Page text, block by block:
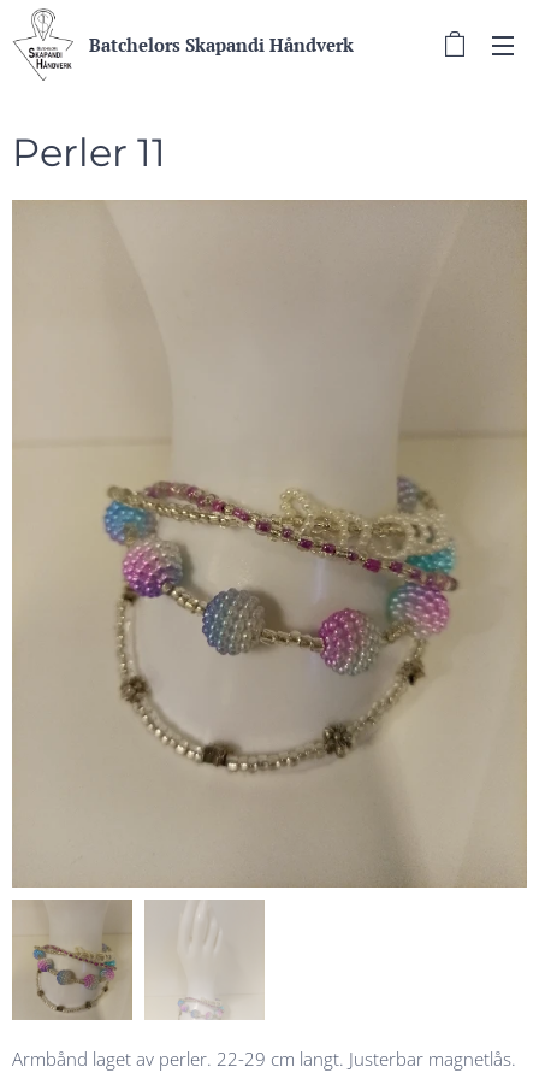
Batchelors Skapandi Håndverk
Perler 11
Armbånd laget av perler. 22-29 cm langt. Justerbar magnetlås.